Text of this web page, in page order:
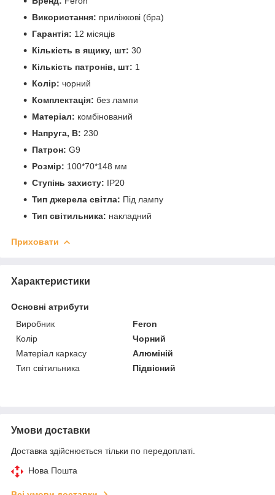
Використання: приліжкові (бра)
Гарантія: 12 місяців
Кількість в ящику, шт: 30
Кількість патронів, шт: 1
Колір: чорний
Комплектація: без лампи
Матеріал: комбінований
Напруга, В: 230
Патрон: G9
Розмір: 100*70*148 мм
Ступінь захисту: IP20
Тип джерела світла: Під лампу
Тип світильника: накладний
Приховати
Характеристики
Основні атрибути
Виробник
Feron
Колір
Чорний
Матеріал каркасу
Алюміній
Тип світильника
Підвісний
Умови доставки
Доставка здійснюється тільки по передоплаті.
Нова Пошта